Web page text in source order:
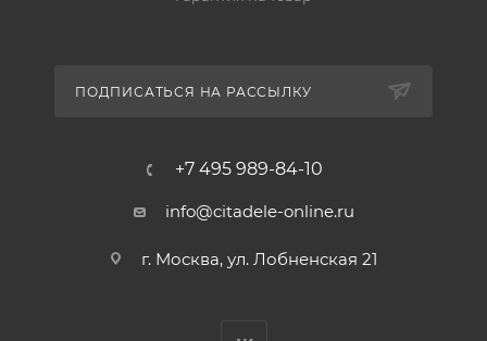
ПОДПИСАТЬСЯ НА РАССЫЛКУ
+7 495 989-84-10
info@citadele-online.ru
г. Москва, ул. Лобненская 21